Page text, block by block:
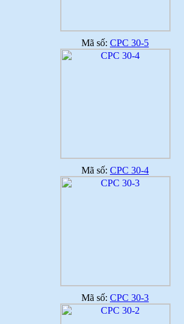
Mã số: CPC 30-5
Mã số: CPC 30-4
Mã số: CPC 30-3